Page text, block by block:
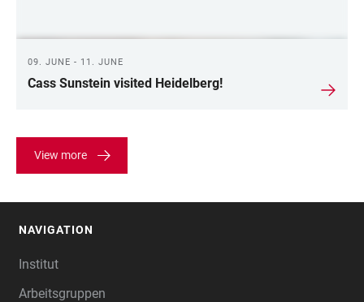
09. JUNE - 11. JUNE
Cass Sunstein visited Heidelberg!
View more
NAVIGATION
Institut
Arbeitsgruppen